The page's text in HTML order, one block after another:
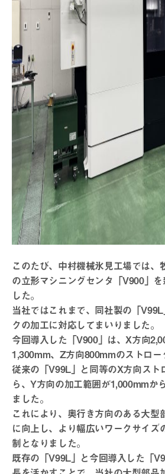
このたび、中村機械氷見工場では、
の立形マシニングセンタ「V900」
した。
当社ではこれまで、同社製の「
クの加工に対応してまいりました。
今回導入した「V900」は、X方向
1,300mm、Z方向800mmのストロー
従来の「V99L」と同等のX方向スト
ら、Y方向の加工範囲が1,000mmか
ました。
これにより、奥行き方向のある大型
に向上し、より幅広いワークサイズ
制となりました。
既存の「V99L」と今回導入した「